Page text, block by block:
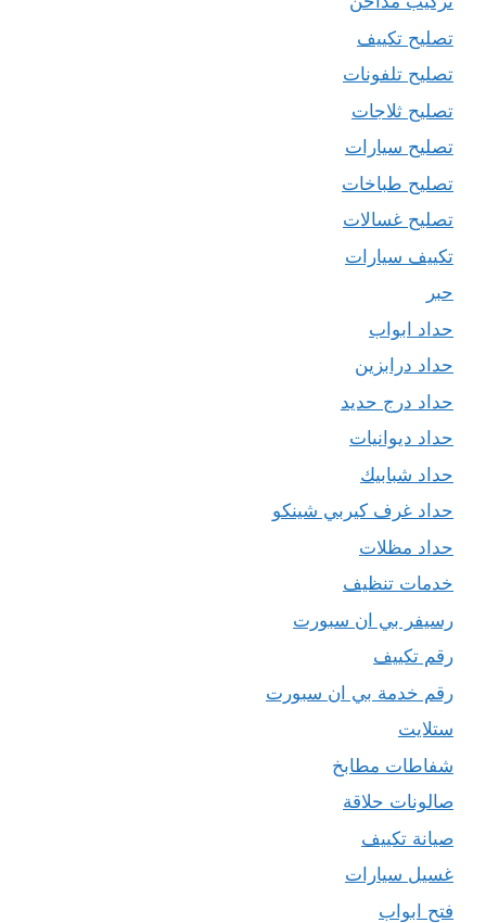
تصليح تكييف
تصليح تلفونات
تصليح ثلاجات
تصليح سيارات
تصليح طباخات
تصليح غسالات
تكييف سيارات
حبر
حداد ابواب
حداد درابزين
حداد درج حديد
حداد ديوانيات
حداد شبابيك
حداد غرف كيربي شينكو
حداد مظلات
خدمات تنظيف
رسيفر بي ان سبورت
رقم تكييف
رقم خدمة بي ان سبورت
ستلايت
شفاطات مطابخ
صالونات حلاقة
صيانة تكييف
غسيل سيارات
فتح ابواب